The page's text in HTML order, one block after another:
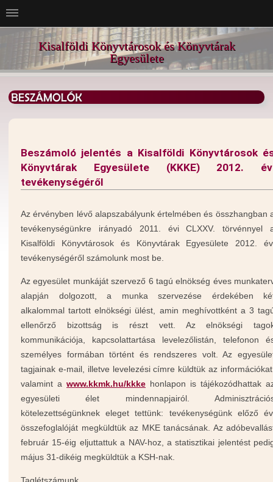
Kisalföldi Könyvtárosok és Könyvtárak
Egyesülete
Beszámoló jelentés a Kisalföldi Könyvtárosok
Könyvtárak Egyesülete (KKKE) 2012.
tevékenységéről
Az érvényben lévő alapszabályunk értelmében és összhangban
tevékenységünkre irányadó 2011. évi CLXXV. törvénnyel
Kisalföldi Könyvtárosok és Könyvtárak Egyesülete 2012.
tevékenységéről számolunk most be.
Az egyesület munkáját szervező 6 tagú elnökség éves
alapján dolgozott, a munka szervezése érdekében
alkalommal tartott elnökségi ülést, amin meghívottként a 3
ellenőrző bizottság is részt vett. Az elnökségi
kommunikációja, kapcsolattartása levelezőlistán, telefonon
személyes formában történt és rendszeres volt. Az
tagjainak e-mail, illetve levelezési címre küldtük az
valamint a www.kkmk.hu/kkke honlapon is tájékozódhattak
egyesületi élet mindennapjairól.
kötelezettségünknek eleget tettünk: tevékenységünk előző
összefoglalóját megküldtük az MKE tanácsának. Az
február 15-éig eljuttattuk a NAV-hoz, a statisztikai jelentést
május 31-dikéig megküldtük a KSH-nak.